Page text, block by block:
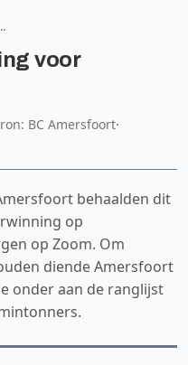
voor
BC Amersfoort·
behaalden dit
op
op Zoom. Om
diende Amersfoort
onder aan de ranglijst